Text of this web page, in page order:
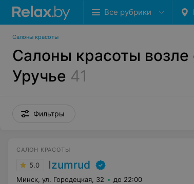
Все рубрики
Салоны красоты
Салоны красоты возле
Уручье 41
Фильтры
САЛОН КРАСОТЫ
5.0 Izumrud
Минск, ул. Городецкая, 32 до 22:00